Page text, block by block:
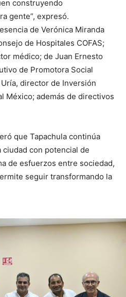
construyendo
gente”, expresó.
de Verónica Miranda
de Hospitales COFAS;
médico; de Juan Ernesto
de Promotora Social
director de Inversión
México; además de directivos
que Tapachula continúa
con potencial de
de esfuerzos entre sociedad,
seguir transformando la